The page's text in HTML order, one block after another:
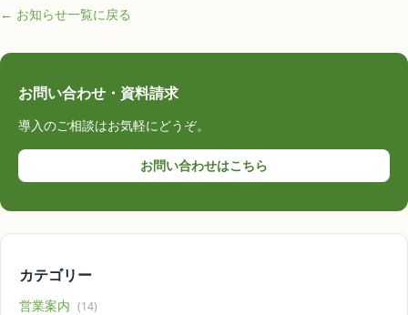
← お知らせ一覧に戻る
お問い合わせ・資料請求
導入のご相談はお気軽にどうぞ。
お問い合わせはこちら
カテゴリー
営業案内 (14)